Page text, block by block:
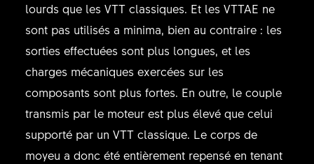
lourds que les VTT classiques. Et les VTTAE ne
sont pas utilisés a minima, bien au contraire : les
sorties effectuées sont plus longues, et les
charges mécaniques exercées sur les
composants sont plus fortes. En outre, le couple
transmis par le moteur est plus élevé que celui
supporté par un VTT classique. Le corps de
moyeu a donc été entièrement repensé en tenant